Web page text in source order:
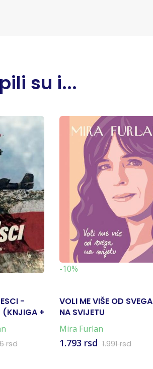
su i...
-
(KNJIGA +
rsd
-10%
VOLI ME VIŠE OD SVEGA
NA SVIJETU
Mira Furlan
1.793 rsd 1.991 rsd